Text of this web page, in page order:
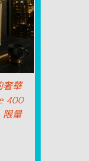
奢華
400
限量